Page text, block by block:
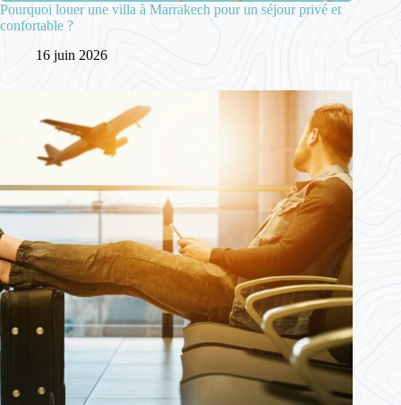
Pourquoi louer une villa à Marrakech pour un séjour privé et
confortable ?
16 juin 2026